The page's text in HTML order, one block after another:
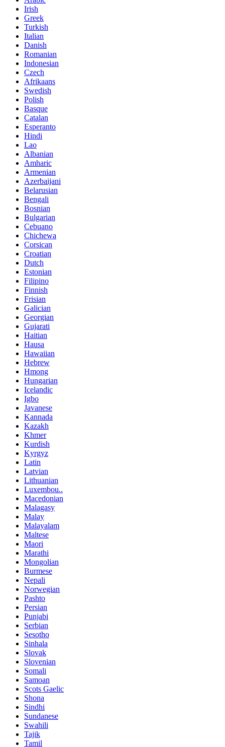
Irish
Greek
Turkish
Italian
Danish
Romanian
Indonesian
Czech
Afrikaans
Swedish
Polish
Basque
Catalan
Esperanto
Hindi
Lao
Albanian
Amharic
Armenian
Azerbaijani
Belarusian
Bengali
Bosnian
Bulgarian
Cebuano
Chichewa
Corsican
Croatian
Dutch
Estonian
Filipino
Finnish
Frisian
Galician
Georgian
Gujarati
Haitian
Hausa
Hawaiian
Hebrew
Hmong
Hungarian
Icelandic
Igbo
Javanese
Kannada
Kazakh
Khmer
Kurdish
Kyrgyz
Latin
Latvian
Lithuanian
Luxembou..
Macedonian
Malagasy
Malay
Malayalam
Maltese
Maori
Marathi
Mongolian
Burmese
Nepali
Norwegian
Pashto
Persian
Punjabi
Serbian
Sesotho
Sinhala
Slovak
Slovenian
Somali
Samoan
Scots Gaelic
Shona
Sindhi
Sundanese
Swahili
Tajik
Tamil